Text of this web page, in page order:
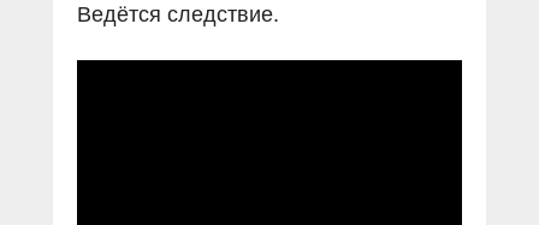
Ведётся следствие.